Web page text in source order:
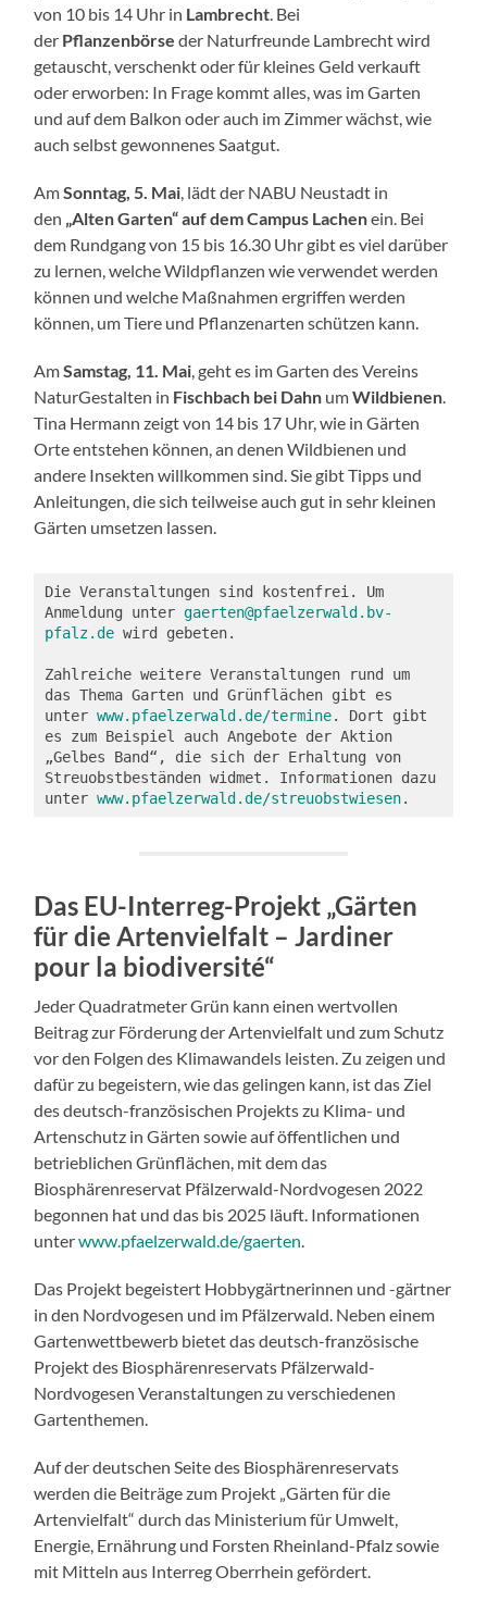
von 10 bis 14 Uhr in Lambrecht. Bei
der Pflanzenbörse der Naturfreunde Lambrecht wird
getauscht, verschenkt oder für kleines Geld verkauft
oder erworben: In Frage kommt alles, was im Garten
und auf dem Balkon oder auch im Zimmer wächst, wie
auch selbst gewonnenes Saatgut.
AmSonntag, 5. Mai, lädt der NABU Neustadt in
den „Alten Garten“ auf dem Campus Lachenein. Bei
dem Rundgang von 15 bis 16.30 Uhr gibt es viel darüber
zu lernen, welche Wildpflanzen wie verwendet werden
können und welche Maßnahmen ergriffen werden
können, um Tiere und Pflanzenarten schützen kann.
AmSamstag, 11. Mai, geht es im Garten des Vereins
NaturGestalten in Fischbach bei Dahn umWildbienen.
Tina Hermann zeigt von 14 bis 17 Uhr, wie in Gärten
Orte entstehen können, an denen Wildbienen und
andere Insekten willkommen sind. Sie gibt Tipps und
Anleitungen, die sich teilweise auch gut in sehr kleinen
Gärten umsetzen lassen.
Die Veranstaltungen sind kostenfrei. Um
Anmeldung unter gaerten@pfaelzerwald.bv-
pfalz.de wird gebeten.
Zahlreiche weitere Veranstaltungen rund um
das Thema Garten und Grünflächen gibt es
unter www.pfaelzerwald.de/termine. Dort gibt
es zum Beispiel auch Angebote der Aktion
„Gelbes Band“, die sich der Erhaltung von
Streuobstbeständen widmet. Informationen dazu
unter www.pfaelzerwald.de/streuobstwiesen.
Das EU-Interreg-Projekt „Gärten
für die Artenvielfalt – Jardiner
pour la biodiversité“
Jeder Quadratmeter Grün kann einen wertvollen
Beitrag zur Förderung der Artenvielfalt und zum Schutz
vor den Folgen des Klimawandels leisten. Zu zeigen und
dafür zu begeistern, wie das gelingen kann, ist das Ziel
des deutsch-französischen Projekts zu Klima- und
Artenschutz in Gärten sowie auf öffentlichen und
betrieblichen Grünflächen, mit dem das
Biosphärenreservat Pfälzerwald-Nordvogesen 2022
begonnen hat und das bis 2025 läuft. Informationen
unterwww.pfaelzerwald.de/gaerten.
Das Projekt begeistert Hobbygärtnerinnen und -gärtner
in den Nordvogesen und im Pfälzerwald. Neben einem
Gartenwettbewerb bietet das deutsch-französische
Projekt des Biosphärenreservats Pfälzerwald-
Nordvogesen Veranstaltungen zu verschiedenen
Gartenthemen.
Auf der deutschen Seite des Biosphärenreservats
werden die Beiträge zum Projekt „Gärten für die
Artenvielfalt“ durch das Ministerium für Umwelt,
Energie, Ernährung und Forsten Rheinland-Pfalz sowie
mit Mitteln aus Interreg Oberrhein gefördert.